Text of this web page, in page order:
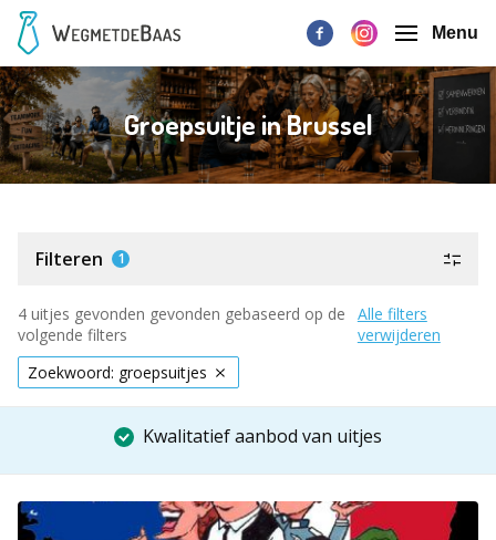
Menu
Groepsuitje in Brussel
Filteren 1
4 uitjes gevonden gevonden gebaseerd op de
volgende filters
Alle filters
verwijderen
Zoekwoord: groepsuitjes
Kwalitatief aanbod van uitjes